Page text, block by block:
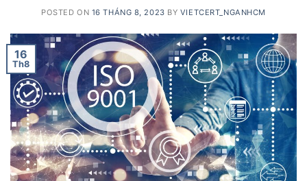
POSTED ON 16 THÁNG 8, 2023 BY VIETCERT_NGANHCM
16
Th8